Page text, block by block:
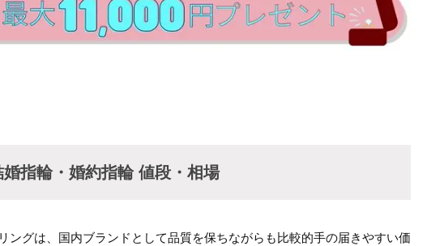
指輪・婚約指輪 値段・相場
ングは、国内ブランドとして品質を保ちながらも比較的手の届きやすい価